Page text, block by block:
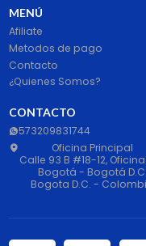
MENÚ
Afiliate
Metodos de pago
Contacto
¿Quienes Somos?
CONTACTO
573209831744
Oficina Principal
Calle 93 B #18-12,
Bogotá - Bogotá D.C.
Bogota D.C. -